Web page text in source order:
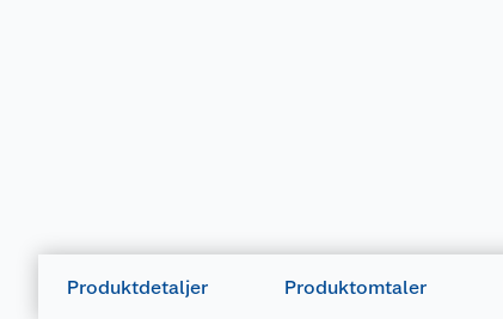
Produktdetaljer Produktomtaler